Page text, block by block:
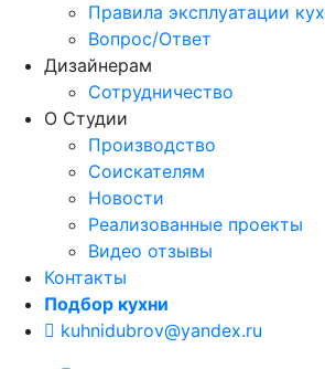
Правила эксплуатации
Вопрос/Ответ
Дизайнерам
Сотрудничество
О Студии
Производство
Соискателям
Новости
Реализованные проекты
Видео отзывы
Контакты
Подбор кухни
kuhnidubrov@yandex.ru